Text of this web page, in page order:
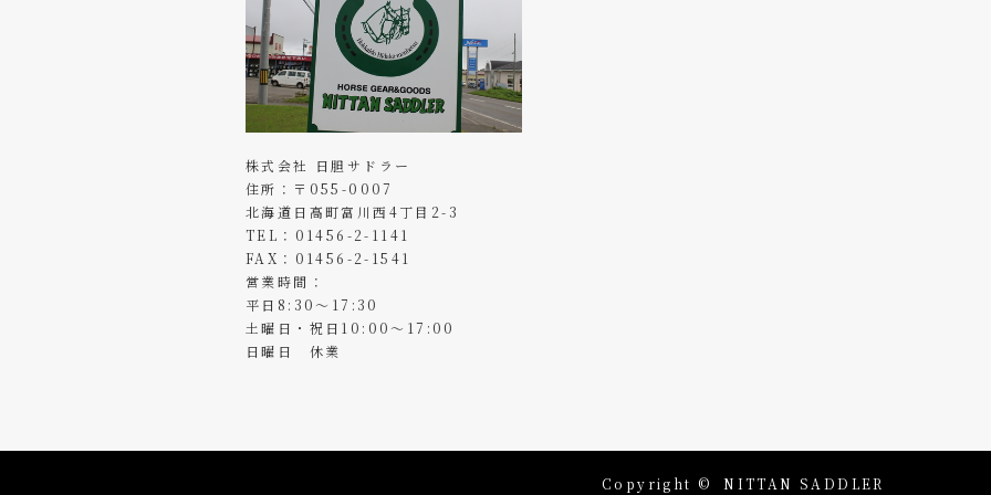
株式会社 日胆サドラー
住所：〒055-0007
北海道日高町富川西4丁目2-3
TEL：01456-2-1141
FAX：01456-2-1541
営業時間：
平日8:30～17:30
土曜日・祝日10:00～17:00
日曜日 休業
Copyright ©NITTAN SADDLER